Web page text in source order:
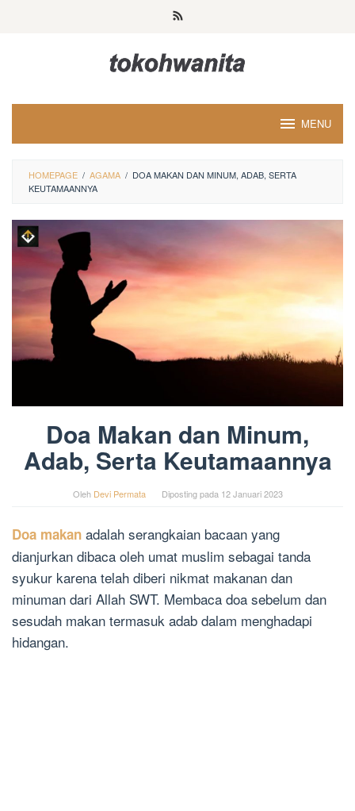
MENU
HOMEPAGE / AGAMA / DOA MAKAN DAN MINUM, ADAB, SERTA
KEUTAMAANNYA
Doa Makan dan Minum,
Adab, Serta Keutamaannya
Oleh Devi Permata Diposting pada 12 Januari 2023
Doa makan adalah serangkaian bacaan yang
dianjurkan dibaca oleh umat muslim sebagai tanda
syukur karena telah diberi nikmat makanan dan
minuman dari Allah SWT. Membaca doa sebelum dan
sesudah makan termasuk adab dalam menghadapi
hidangan.